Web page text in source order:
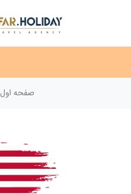
صفحه اول